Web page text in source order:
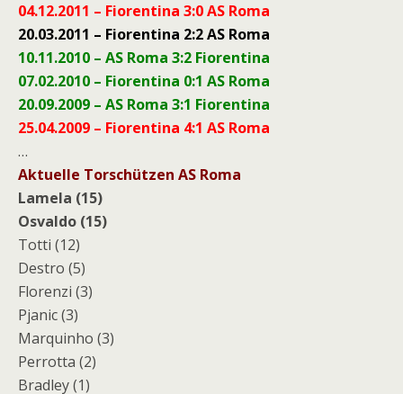
04.12.2011 – Fiorentina 3:0 AS Roma
20.03.2011 – Fiorentina 2:2 AS Roma
10.11.2010 – AS Roma 3:2 Fiorentina
07.02.2010 – Fiorentina 0:1 AS Roma
20.09.2009 – AS Roma 3:1 Fiorentina
25.04.2009 – Fiorentina 4:1 AS Roma
…
Aktuelle Torschützen AS Roma
Lamela (15)
Osvaldo (15)
Totti (12)
Destro (5)
Florenzi (3)
Pjanic (3)
Marquinho (3)
Perrotta (2)
Bradley (1)